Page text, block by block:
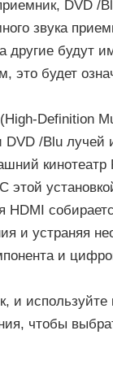
DVD /
звука
будут
это будет
Definition
DVD /Blu
кинотеатр
этой
HDMI
и устраняя
и
и используйте
чтобы